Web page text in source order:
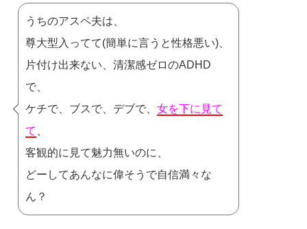
うちのアスペ夫は、
尊大型入ってて(簡単に言うと性格悪い)、
片付け出来ない、清潔感ゼロのADHD
で、
ケチで、ブスで、デブで、 女を下に見て
て
客観的に見て魅力無いのに、
どーしてあんなに偉そうで自信満々な
ん？